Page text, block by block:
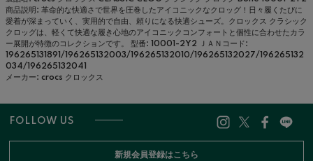
商品説明: 革命的な快適さで世界を圧巻したアイコニックなクロッグ！日々履くたびに
愛着が深まっていく、実用的で自由、頼りになる快適シューズ。クロックス クラシック
クロッグは、軽くて快適な履き心地のアイコニックコンフォートと個性に合わせたカラ
ー展開が特徴のコレクションです。
型番: 10001-2Y2 ＪＡＮコード:
196265131891/196265132003/196265132010/196265132027/196265132
034/196265132041
メーカー: crocs クロックス
FOLLOW US
新規会員登録はこちら